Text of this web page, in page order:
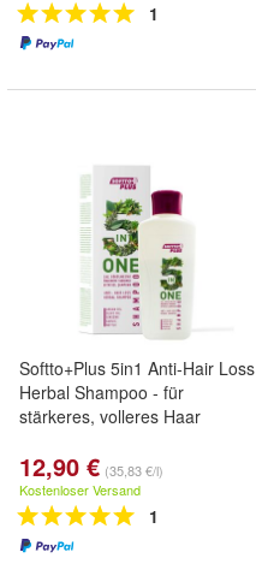
1
Softto+Plus 5in1 Anti-Hair Loss
Herbal Shampoo - für
stärkeres, volleres Haar
12,90 € (35,83 €/l)
Kostenloser Versand
1